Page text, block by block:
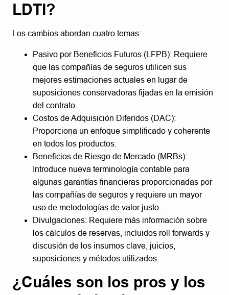
LDTI?
Los cambios abordan cuatro temas:
Pasivo por Beneficios Futuros (LFPB): Requiere
que las compañías de seguros utilicen sus
mejores estimaciones actuales en lugar de
suposiciones conservadoras fijadas en la emisión
del contrato.
Costos de Adquisición Diferidos (DAC):
Proporciona un enfoque simplificado y coherente
en todos los productos.
Beneficios de Riesgo de Mercado (MRBs):
Introduce nueva terminología contable para
algunas garantías financieras proporcionadas por
las compañías de seguros y requiere un mayor
uso de metodologías de valor justo.
Divulgaciones: Requiere más información sobre
los cálculos de reservas, incluidos roll forwards y
discusión de los insumos clave, juicios,
suposiciones y métodos utilizados.
¿Cuáles son los pros y los